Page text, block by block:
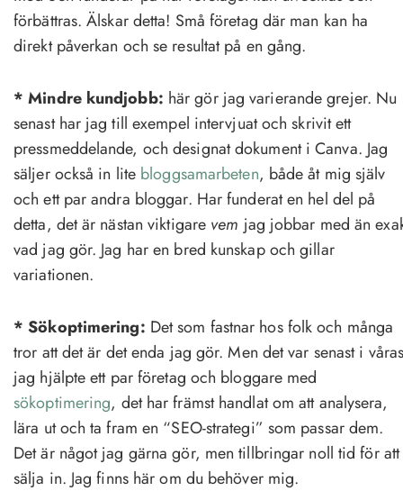
förbättras. Älskar detta! Små företag där man kan ha
direkt påverkan och se resultat på en gång.
* Mindre kundjobb: här gör jag varierande grejer. Nu
senast har jag till exempel intervjuat och skrivit ett
pressmeddelande, och designat dokument i Canva. Jag
säljer också in lite bloggsamarbeten, både åt mig själv
och ett par andra bloggar. Har funderat en hel del på
detta, det är nästan viktigare vem jag jobbar med än
vad jag gör. Jag har en bred kunskap och gillar
variationen.
* Sökoptimering: Det som fastnar hos folk och många
tror att det är det enda jag gör. Men det var senast i
jag hjälpte ett par företag och bloggare med
sökoptimering, det har främst handlat om att analysera,
lära ut och ta fram en “SEO-strategi” som passar dem.
Det är något jag gärna gör, men tillbringar noll tid för att
sälja in. Jag finns här om du behöver mig.